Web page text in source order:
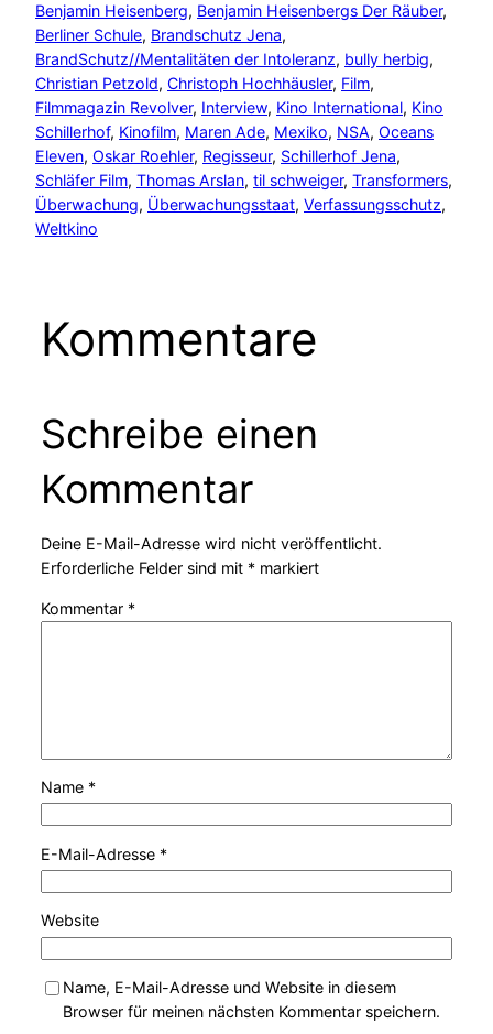
Benjamin Heisenberg, Benjamin Heisenbergs Der Räuber
Berliner Schule, Brandschutz Jena
BrandSchutz//Mentalitäten der Intoleranz, bully herbig
Christian Petzold, Christoph Hochhäusler, Film
Filmmagazin Revolver, Interview, Kino International, Kino
Schillerhof, Kinofilm, Maren Ade, Mexiko, NSA, Oceans
Eleven, Oskar Roehler, Regisseur, Schillerhof Jena
Schläfer Film, Thomas Arslan, til schweiger, Transformers
Überwachung, Überwachungsstaat, Verfassungsschutz
Weltkino
Kommentare
Schreibe einen
Kommentar
Deine E-Mail-Adresse wird nicht veröffentlicht.
Erforderliche Felder sind mit *markiert
Kommentar *
Name *
E-Mail-Adresse *
Website
Name, E-Mail-Adresse und Website in diesem
Browser für meinen nächsten Kommentar speichern.